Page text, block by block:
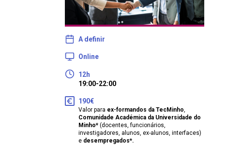
A definir
Online
12h
19:00-22:00
190€
Valor para ex-formandos da TecMinho,
Comunidade Académica da Universidade do
Minho* (docentes, funcionários,
investigadores, alunos, ex-alunos, interfaces)
e desempregados*.